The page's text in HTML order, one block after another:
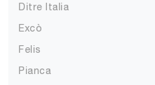
Ditre Italia
Excò
Felis
Pianca